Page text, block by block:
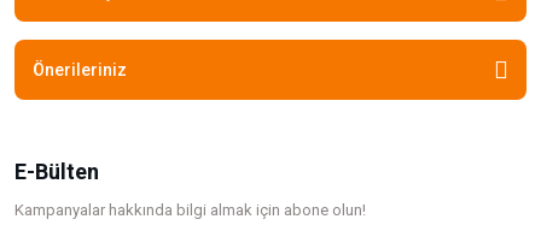
Önerileriniz
E-Bülten
Kampanyalar hakkında bilgi almak için abone olun!